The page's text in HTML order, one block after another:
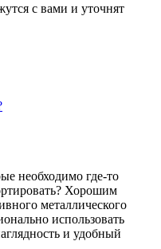
с вами и уточнят
необходимо где-то
Хорошим
металлического
использовать
и удобный